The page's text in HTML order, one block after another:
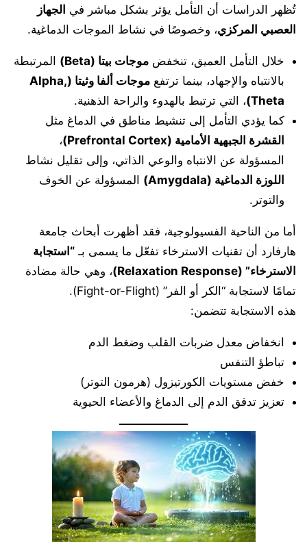
تُظهر الدراسات أن التأمل يؤثر بشكل مباشر في الجهاز
العصبي المركزي، وخصوصًا في نشاط الموجات الدماغية.
خلال التأمل العميق، تنخفض موجات بيتا (Beta)
المرتبطة
بالانتباه والإجهاد، بينما ترتفع
موجات ألفا وثيتا (Alpha,
Theta) ، التي ترتبط بالهدوء والراحة الذهنية.
كما يؤدي التأمل إلى تنشيط مناطق في الدماغ مثل
القشرة الجبهية الأمامية (Prefrontal Cortex)
،
المسؤولة عن الانتباه والوعي الذاتي، وإلى تقليل نشاط
اللوزة الدماغية (Amygdala)
المسؤولة عن الخوف
والتوتر.
أما من الناحية الفسيولوجية، فقد أظهرت أبحاث جامعة
هارفارد أن تقنيات الاسترخاء تفعّل ما يسمى بـ “استجابة
الاسترخاء” (Relaxation Response)
، وهي حالة مضادة
تمامًا لاستجابة “الكر أو الفر” (Fight-or-Flight).
هذه الاستجابة تتضمن:
انخفاض معدل ضربات القلب وضغط الدم
تباطؤ التنفس
خفض مستويات الكورتيزول (هرمون التوتر)
تعزيز تدفق الدم إلى الدماغ والأعضاء الحيوية